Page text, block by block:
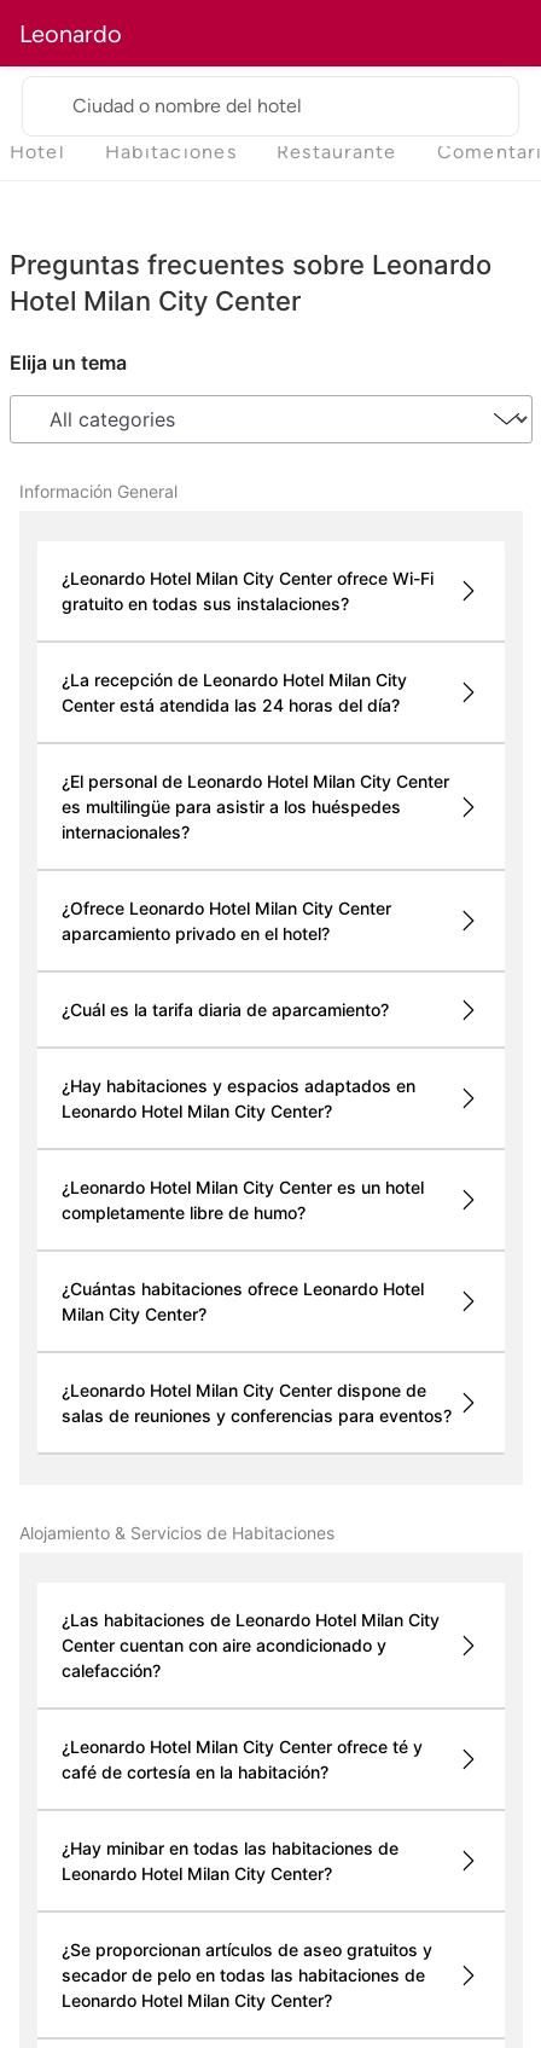
Leonardo
Ciudad o nombre del hotel
Hotel Habitaciones Restaurante
Preguntas frecuentes sobre Leonardo
Hotel Milan City Center
Elija un tema
Información General
¿Leonardo Hotel Milan City Center ofrece Wi-Fi
gratuito en todas sus instalaciones?
¿La recepción de Leonardo Hotel Milan City
Center está atendida las 24 horas del día?
¿El personal de Leonardo Hotel Milan City Center
es multilingüe para asistir a los huéspedes
internacionales?
¿Ofrece Leonardo Hotel Milan City Center
aparcamiento privado en el hotel?
¿Cuál es la tarifa diaria de aparcamiento?
¿Hay habitaciones y espacios adaptados en
Leonardo Hotel Milan City Center?
¿Leonardo Hotel Milan City Center es un hotel
completamente libre de humo?
¿Cuántas habitaciones ofrece Leonardo Hotel
Milan City Center?
¿Leonardo Hotel Milan City Center dispone de
salas de reuniones y conferencias para eventos?
Alojamiento & Servicios de Habitaciones
¿Las habitaciones de Leonardo Hotel Milan City
Center cuentan con aire acondicionado y
calefacción?
¿Leonardo Hotel Milan City Center ofrece té y
café de cortesía en la habitación?
¿Hay minibar en todas las habitaciones de
Leonardo Hotel Milan City Center?
¿Se proporcionan artículos de aseo gratuitos y
secador de pelo en todas las habitaciones de
Leonardo Hotel Milan City Center?